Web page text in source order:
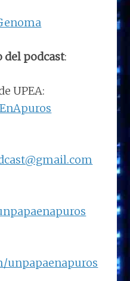
del podcast:
UPEA:
unpapaenapuros